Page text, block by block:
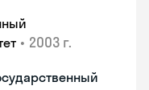
• 2003 г.